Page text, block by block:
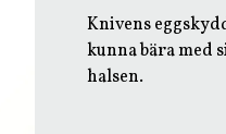
Knivens
kunna bära med
halsen.